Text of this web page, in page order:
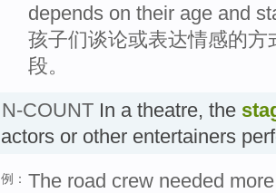
depends on their age and
孩子们谈论或表达情感的
段。
N-COUNT In a theatre, the
actors or other entertainers
例： The road crew needed